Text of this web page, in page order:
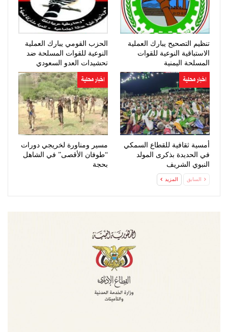
تنظيم التصحيح يبارك العملية
الاستباقية النوعية للقوات
المسلحة اليمنية
الحزب القومي يبارك العملية
النوعية للقوات المسلحة ضد
تحشيدات العدو السعودي
اخبار محلية
أمسية ثقافية للقطاع السمكي
في الحديدة بذكرى المولد
النبوي الشريف
اخبار محلية
مسير ومناورة لخريجي دورات
“طوفان الأقصى” في الشاهل
بحجة
السابق المزيد